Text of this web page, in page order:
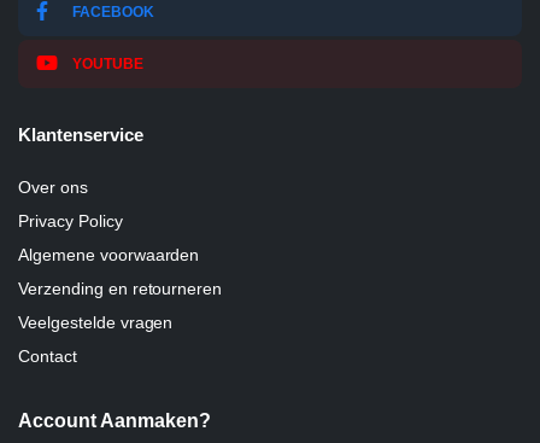
FACEBOOK
YOUTUBE
Klantenservice
Over ons
Privacy Policy
Algemene voorwaarden
Verzending en retourneren
Veelgestelde vragen
Contact
Account Aanmaken?